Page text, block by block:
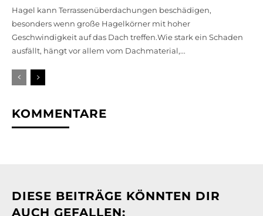
Hagel kann Terrassenüberdachungen beschädigen,
besonders wenn große Hagelkörner mit hoher
Geschwindigkeit auf das Dach treffen.Wie stark ein Schaden
ausfällt, hängt vor allem vom Dachmaterial,...
KOMMENTARE
DIESE BEITRÄGE KÖNNTEN DIR
AUCH GEFALLEN: